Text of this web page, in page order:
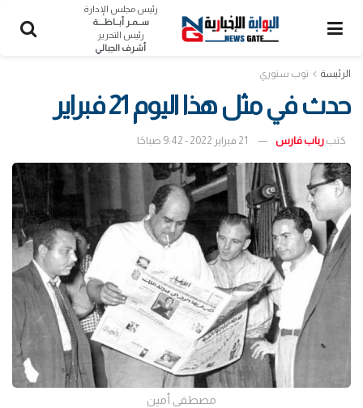
رئيس مجلس الإدارة
ســمـر أبــاظــــة
رئيس التحرير
أشرف الجبالي
الرئيسة توب ستوري
حدث في مثل هذا اليوم 21 فبراير
كتب رباب فارس 21 فبراير 2022 - 9:42 صباحًا
مصطفى أمين